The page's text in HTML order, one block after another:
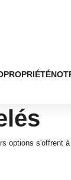
options s'offrent